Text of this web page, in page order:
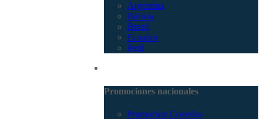
Argentina
Bolivia
Brasil
Ecuador
Perú
Promociones nacionales
Promocion Coveñas